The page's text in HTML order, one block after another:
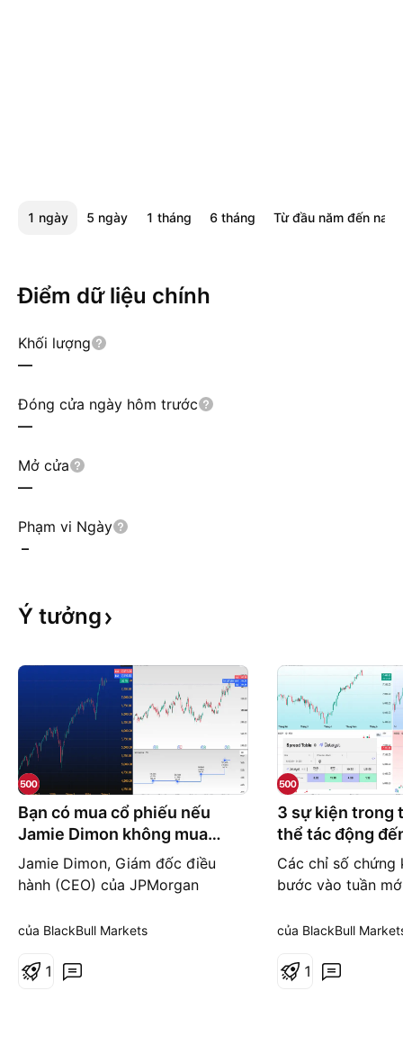
1 ngày 5 ngày 1 tháng 6 tháng Từ đầu năm đến nay
Điểm dữ liệu chính
Khối lượng
—
Đóng cửa ngày hôm trước
—
Mở cửa
—
Phạm vi Ngày
–
Ý tưởng
Bạn có mua cổ phiếu nếu
Jamie Dimon không mua
không?
Jamie Dimon, Giám đốc điều
hành (CEO) của JPMorgan
mua cổ phiếu trên thị trường
định giá hiện tại. Tại sao? Dimon
của BlackBull Markets
1
3 sự kiện trong
thể tác động
Các chỉ số chứng
bước vào tuần
Phản ứng của
kết quả kinh
của BlackBull
1